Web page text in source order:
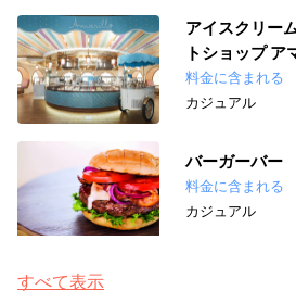
アイスクリー
トショップ ア
料金に含まれる
カジュアル
バーガーバー
料金に含まれる
カジュアル
すべて表示